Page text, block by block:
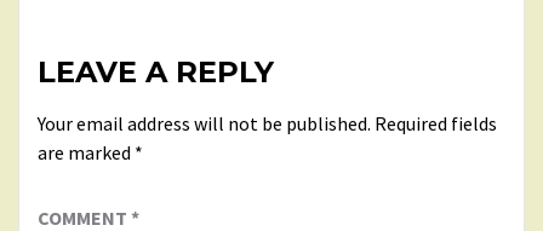
LEAVE A REPLY
Your email address will not be published. Required fields
are marked *
COMMENT *